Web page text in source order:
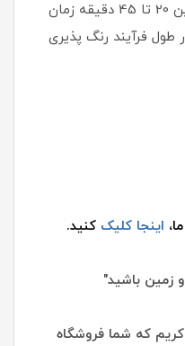
نظر شما دارد. طبق معمول بین 20 تا 45 دقیقه زمان
طول فرآیند رنگ پذیری
اینجا کلیک کنید.
زمین باشید"
که شما فروشگاه